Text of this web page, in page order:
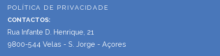
POLÍTICA DE PRIVACIDADE
CONTACTOS:
Rua Infante D. Henrique, 21
9800-544 Velas - S. Jorge - Açores